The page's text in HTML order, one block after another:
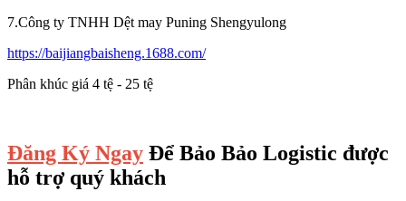
7.Công ty TNHH Dệt may Puning Shengyulong
https://baijiangbaisheng.1688.com/
Phân khúc giá 4 tệ - 25 tệ
Đăng Ký Ngay Để Bảo Bảo Logistic được
hỗ trợ quý khách